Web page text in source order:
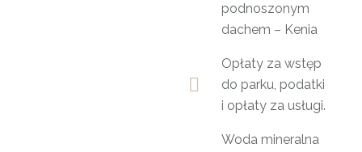
podnoszonym
dachem – Kenia
Opłaty za wstęp
do parku, podatki
i opłaty za usługi.
Woda mineralna